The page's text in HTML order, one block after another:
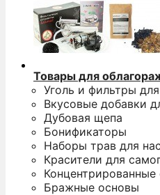
Товары для
Уголь и фильтры
Вкусовые добавки
Дубовая щепа
Бонификаторы
Наборы трав для
Красители для
Концентрированные
Бражные основы